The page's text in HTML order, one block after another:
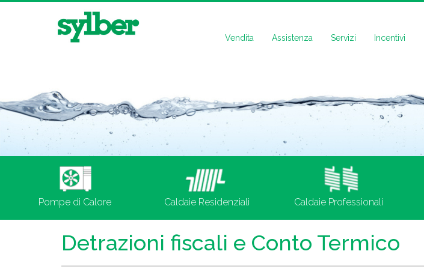
Vendita Assistenza Servizi Incentivi
Pompe di Calore Caldaie Residenziali Caldaie Professionali
Detrazioni fiscali e Conto Termico